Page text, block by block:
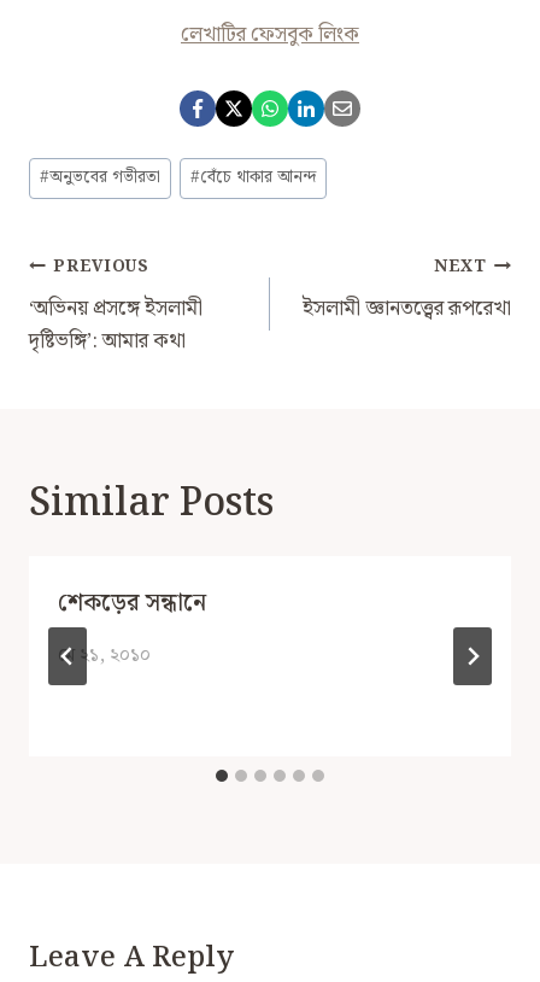
লেখাটির ফেসবুক লিংক
Post
Tags:
#অনুভবের গভীরতা #বেঁচে থাকার আনন্দ
Post
Navigation
PREVIOUS
‘অভিনয় প্রসঙ্গে ইসলামী
দৃষ্টিভঙ্গি’: আমার কথা
NEXT
ইসলামী জ্ঞানতত্ত্বের রূপরেখা
Similar Posts
শেকড়ের সন্ধানে
মে ২১, ২০১০
Leave A Reply